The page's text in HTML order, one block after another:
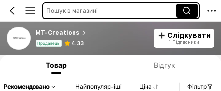
Пошук в магазині
MT-Creations
Продавець 4.33
Слідкувати
1 Підписники
Інформація про продукт: інформація про ціни, продажі та запаси.
Товар Відгук
Рекомендовано Найпопулярніші Ціна Фільтр